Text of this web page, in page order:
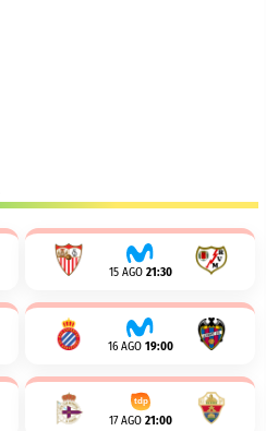
15 AGO 21:30
16 AGO 19:00
17 AGO 21:00